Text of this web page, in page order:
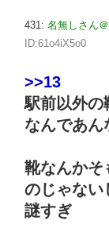
431: 名無しさん
ID:61o4iX5o0
>>13
駅前以外の
なんであん
靴なんかそ
のじゃない
謎すぎ